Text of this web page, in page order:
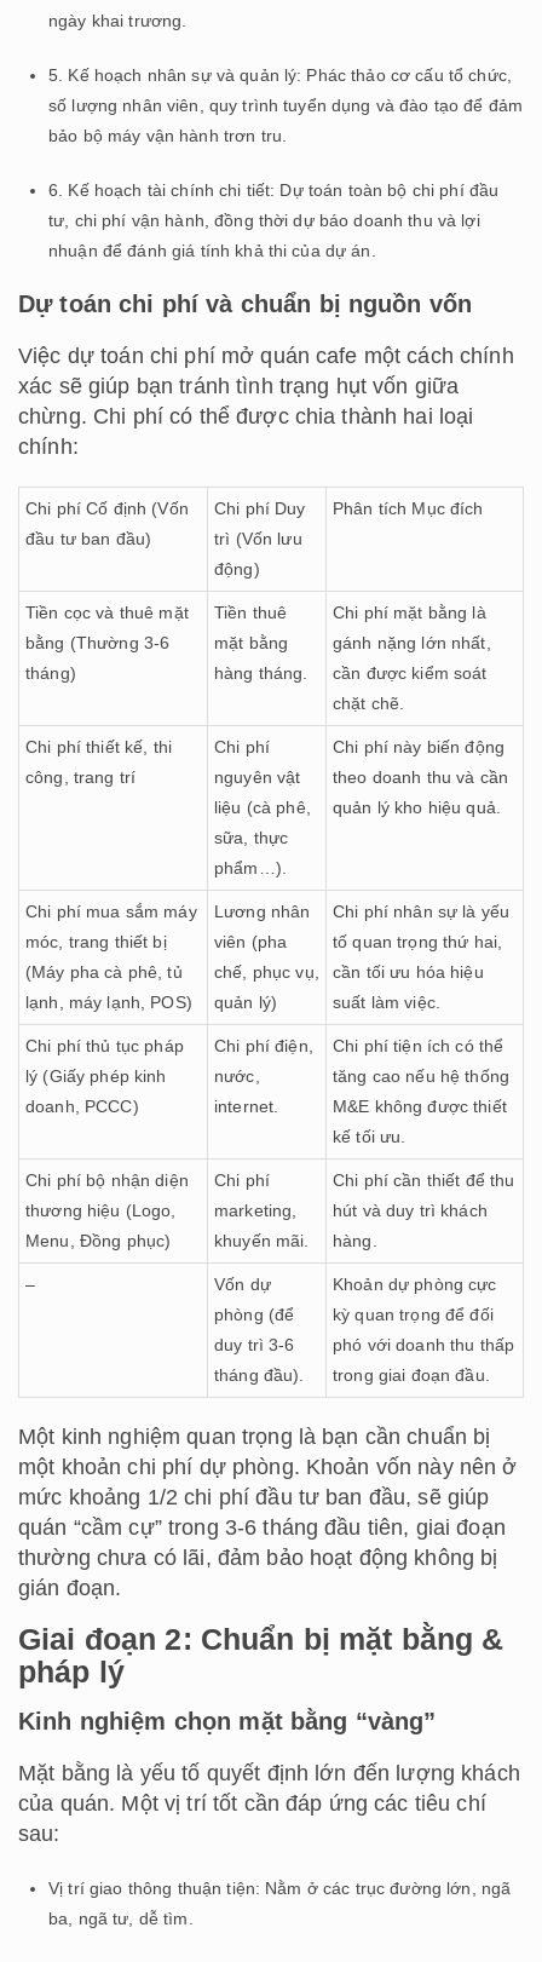
ngày khai trương.
5. Kế hoạch nhân sự và quản lý: Phác thảo cơ cấu tổ chức,
số lượng nhân viên, quy trình tuyển dụng và đào tạo để đảm
bảo bộ máy vận hành trơn tru.
6. Kế hoạch tài chính chi tiết: Dự toán toàn bộ chi phí đầu
tư, chi phí vận hành, đồng thời dự báo doanh thu và lợi
nhuận để đánh giá tính khả thi của dự án.
Dự toán chi phí và chuẩn bị nguồn vốn
Việc dự toán chi phí mở quán cafe một cách chính
xác sẽ giúp bạn tránh tình trạng hụt vốn giữa
chừng. Chi phí có thể được chia thành hai loại
chính:
Chi phí Cố định (Vốn
đầu tư ban đầu)
Chi phí Duy
trì (Vốn lưu
động)
Phân tích Mục đích
Tiền cọc và thuê mặt
bằng (Thường 3-6
tháng)
Tiền thuê
mặt bằng
hàng tháng.
Chi phí mặt bằng là
gánh nặng lớn nhất,
cần được kiểm soát
chặt chẽ.
Chi phí thiết kế, thi
công, trang trí
Chi phí
nguyên vật
liệu (cà phê,
sữa, thực
phẩm…).
Chi phí này biến động
theo doanh thu và cần
quản lý kho hiệu quả.
Chi phí mua sắm máy
móc, trang thiết bị
(Máy pha cà phê, tủ
lạnh, máy lạnh, POS)
Lương nhân
viên (pha
chế, phục vụ,
quản lý)
Chi phí nhân sự là yếu
tố quan trọng thứ hai,
cần tối ưu hóa hiệu
suất làm việc.
Chi phí thủ tục pháp
lý (Giấy phép kinh
doanh, PCCC)
Chi phí điện,
nước,
internet.
Chi phí tiện ích có thể
tăng cao nếu hệ thống
M&E không được thiết
kế tối ưu.
Chi phí bộ nhận diện
thương hiệu (Logo,
Menu, Đồng phục)
Chi phí
marketing,
khuyến mãi.
Chi phí cần thiết để thu
hút và duy trì khách
hàng.
–
Vốn dự
phòng (để
duy trì 3-6
tháng đầu).
Khoản dự phòng cực
kỳ quan trọng để đối
phó với doanh thu thấp
trong giai đoạn đầu.
Một kinh nghiệm quan trọng là bạn cần chuẩn bị
một khoản chi phí dự phòng. Khoản vốn này nên ở
mức khoảng 1/2 chi phí đầu tư ban đầu, sẽ giúp
quán “cầm cự” trong 3-6 tháng đầu tiên, giai đoạn
thường chưa có lãi, đảm bảo hoạt động không bị
gián đoạn.
Giai đoạn 2: Chuẩn bị mặt bằng &
pháp lý
Kinh nghiệm chọn mặt bằng “vàng”
Mặt bằng là yếu tố quyết định lớn đến lượng khách
của quán. Một vị trí tốt cần đáp ứng các tiêu chí
sau:
Vị trí giao thông thuận tiện: Nằm ở các trục đường lớn, ngã
ba, ngã tư, dễ tìm.